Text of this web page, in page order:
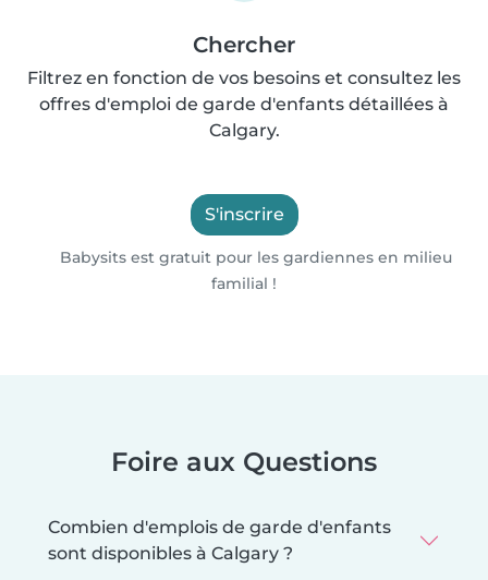
Chercher
Filtrez en fonction de vos besoins et consultez les
offres d'emploi de garde d'enfants détaillées à
Calgary.
S'inscrire
Babysits est gratuit pour les gardiennes en milieu
familial !
Foire aux Questions
Combien d'emplois de garde d'enfants
sont disponibles à Calgary ?